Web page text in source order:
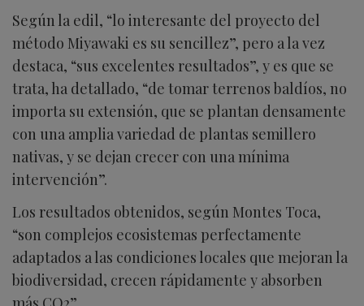
Según la edil, “lo interesante del proyecto del
método Miyawaki es su sencillez”, pero a la vez
destaca, “sus excelentes resultados”, y es que se
trata, ha detallado, “de tomar terrenos baldíos, no
importa su extensión, que se plantan densamente
con una amplia variedad de plantas semillero
nativas, y se dejan crecer con una mínima
intervención”.
Los resultados obtenidos, según Montes Toca,
“son complejos ecosistemas perfectamente
adaptados a las condiciones locales que mejoran la
biodiversidad, crecen rápidamente y absorben